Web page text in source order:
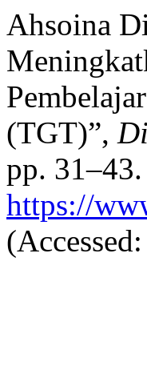
Ahsoina
(TGT)”,
pp.
https://